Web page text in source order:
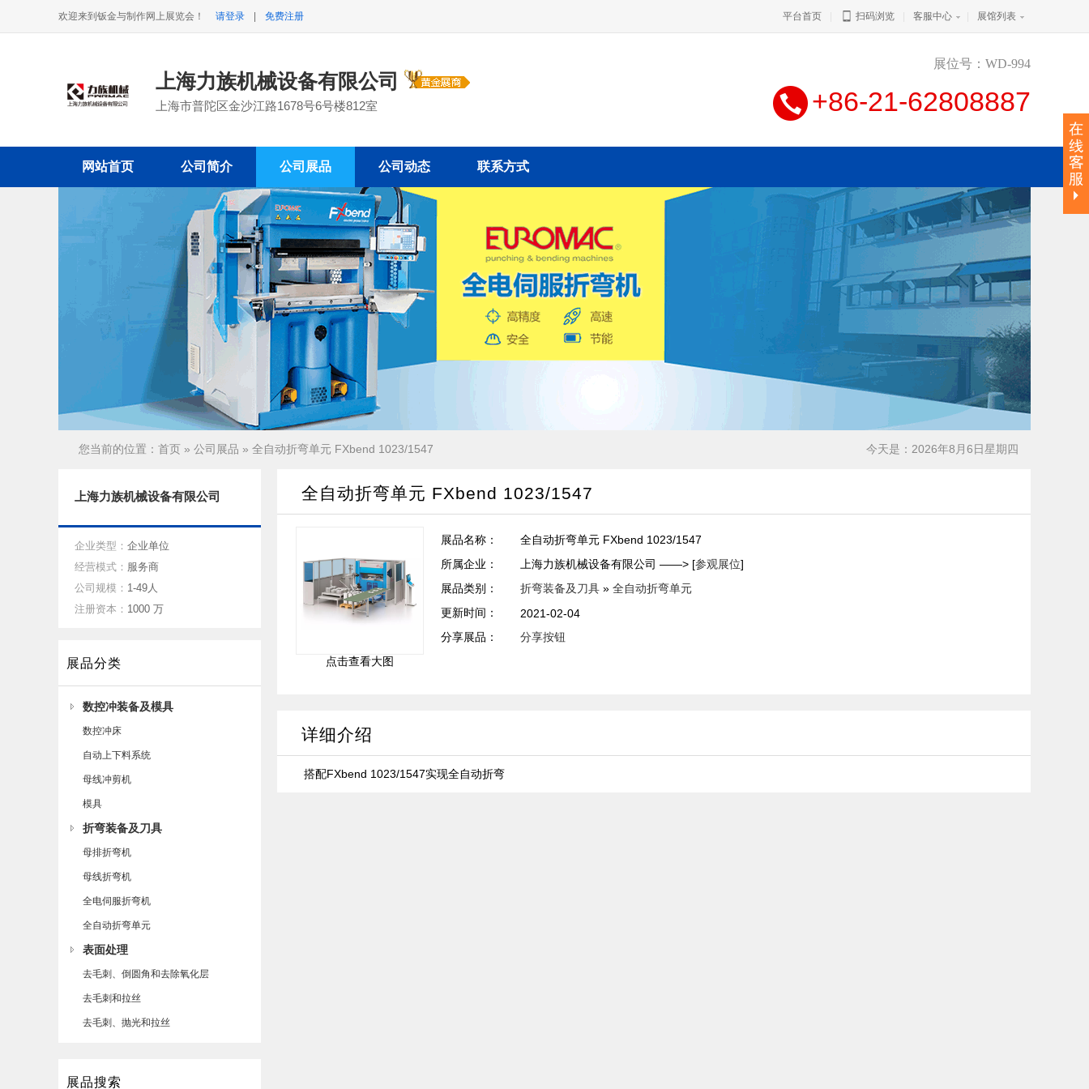
欢迎来到钣金与制作网上展览会！ 请登录 免费注册 平台首页 扫码浏览 客服中心 展馆列表
上海力族机械设备有限公司
上海市普陀区金沙江路1678号6号楼812室
展位号：WD-994
+86-21-62808887
网站首页 公司简介 公司展品 公司动态 联系方式
今天是：2026年8月6日星期四
您当前的位置： 首页 » 公司展品 » 全自动折弯单元 FXbend 1023/1547
上海力族机械设备有限公司
企业类型： 企业单位
经营模式： 服务商
公司规模： 1-49人
注册资本： 1000 万
展品分类
数控冲装备及模具
数控冲床
自动上下料系统
母线冲剪机
模具
折弯装备及刀具
母排折弯机
母线折弯机
全电伺服折弯机
全自动折弯单元
表面处理
去毛刺、倒圆角和去除氧化层
去毛刺和拉丝
去毛刺、抛光和拉丝
展品搜索
全自动折弯单元 FXbend 1023/1547
点击查看大图
展品名称：
全自动折弯单元 FXbend 1023/1547
所属企业：
上海力族机械设备有限公司 ——> [参观展位]
展品类别：
折弯装备及刀具 » 全自动折弯单元
更新时间：
2021-02-04
分享展品：
分享按钮
详细介绍
搭配FXbend 1023/1547实现全自动折弯